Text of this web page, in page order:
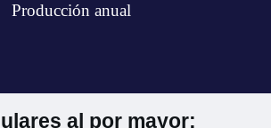
Producción anual
al por mayor: